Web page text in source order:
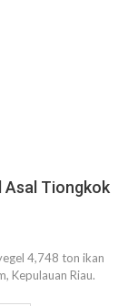
Asal Tiongkok
4,748 ton ikan
Kepulauan Riau.